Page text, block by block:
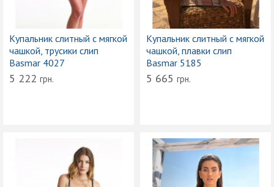
Купальник слитный с мягкой
чашкой, трусики слип
Basmar 4027
5 222 грн.
Купальник слитный с мягкой
чашкой, плавки слип
Basmar 5185
5 665 грн.